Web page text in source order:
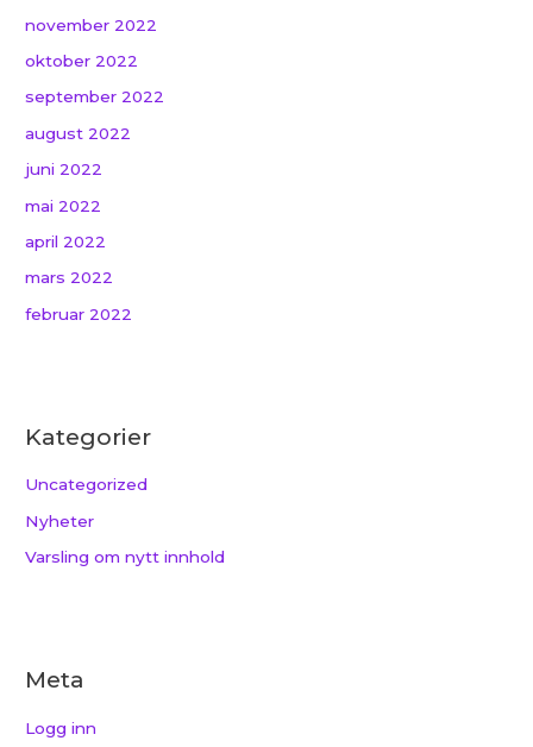
november 2022
oktober 2022
september 2022
august 2022
juni 2022
mai 2022
april 2022
mars 2022
februar 2022
Kategorier
Uncategorized
Nyheter
Varsling om nytt innhold
Meta
Logg inn